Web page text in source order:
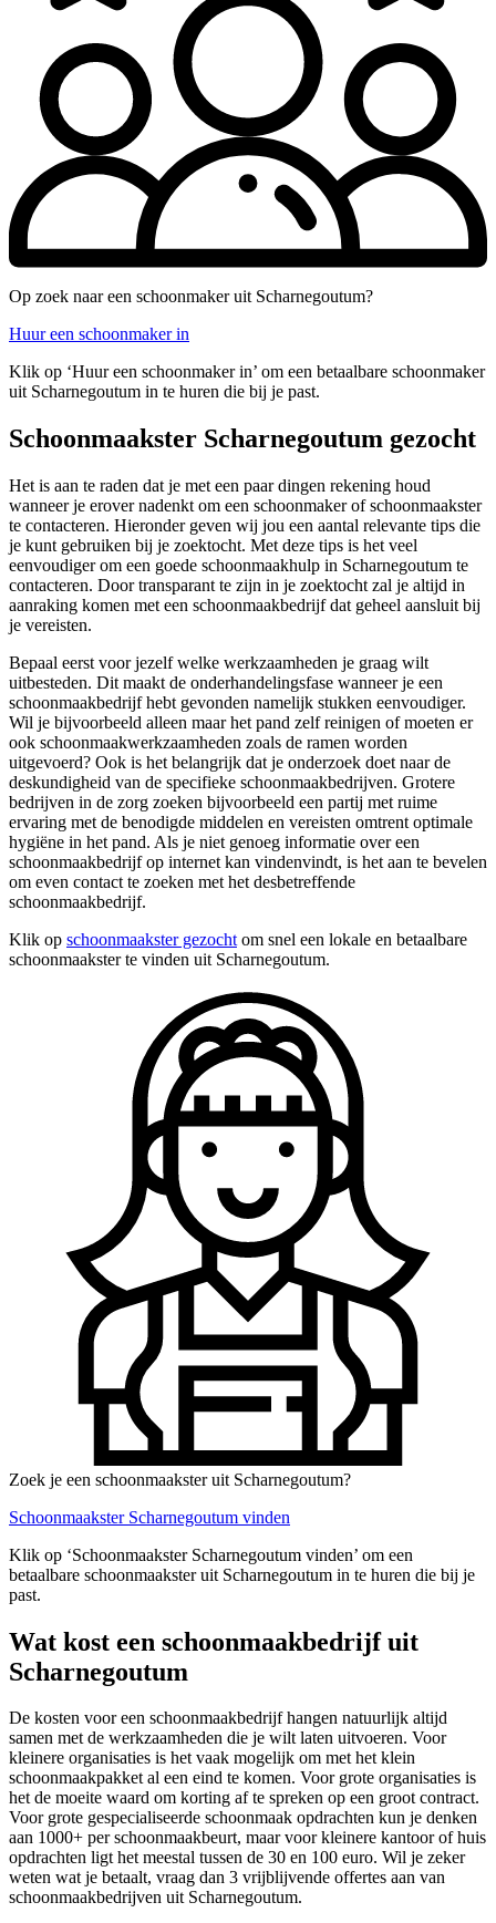
Op zoek naar een schoonmaker uit Scharnegoutum?
Huur een schoonmaker in
Klik op ‘Huur een schoonmaker in’ om een betaalbare schoonmaker
uit Scharnegoutum in te huren die bij je past.
Schoonmaakster Scharnegoutum gezocht
Het is aan te raden dat je met een paar dingen rekening houd
wanneer je erover nadenkt om een schoonmaker of schoonmaakster
te contacteren. Hieronder geven wij jou een aantal relevante tips die
je kunt gebruiken bij je zoektocht. Met deze tips is het veel
eenvoudiger om een goede schoonmaakhulp in Scharnegoutum te
contacteren. Door transparant te zijn in je zoektocht zal je altijd in
aanraking komen met een schoonmaakbedrijf dat geheel aansluit bij
je vereisten.
Bepaal eerst voor jezelf welke werkzaamheden je graag wilt
uitbesteden. Dit maakt de onderhandelingsfase wanneer je een
schoonmaakbedrijf hebt gevonden namelijk stukken eenvoudiger.
Wil je bijvoorbeeld alleen maar het pand zelf reinigen of moeten er
ook schoonmaakwerkzaamheden zoals de ramen worden
uitgevoerd? Ook is het belangrijk dat je onderzoek doet naar de
deskundigheid van de specifieke schoonmaakbedrijven. Grotere
bedrijven in de zorg zoeken bijvoorbeeld een partij met ruime
ervaring met de benodigde middelen en vereisten omtrent optimale
hygiëne in het pand. Als je niet genoeg informatie over een
schoonmaakbedrijf op internet kan vindenvindt, is het aan te bevelen
om even contact te zoeken met het desbetreffende
schoonmaakbedrijf.
Klik op schoonmaakster gezocht om snel een lokale en betaalbare
schoonmaakster te vinden uit Scharnegoutum.
Zoek je een schoonmaakster uit Scharnegoutum?
Schoonmaakster Scharnegoutum vinden
Klik op ‘Schoonmaakster Scharnegoutum vinden’ om een
betaalbare schoonmaakster uit Scharnegoutum in te huren die bij je
past.
Wat kost een schoonmaakbedrijf uit
Scharnegoutum
De kosten voor een schoonmaakbedrijf hangen natuurlijk altijd
samen met de werkzaamheden die je wilt laten uitvoeren. Voor
kleinere organisaties is het vaak mogelijk om met het klein
schoonmaakpakket al een eind te komen. Voor grote organisaties is
het de moeite waard om korting af te spreken op een groot contract.
Voor grote gespecialiseerde schoonmaak opdrachten kun je denken
aan 1000+ per schoonmaakbeurt, maar voor kleinere kantoor of huis
opdrachten ligt het meestal tussen de 30 en 100 euro. Wil je zeker
weten wat je betaalt, vraag dan 3 vrijblijvende offertes aan van
schoonmaakbedrijven uit Scharnegoutum.